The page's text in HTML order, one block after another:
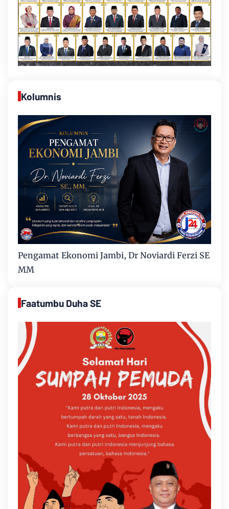
Kolumnis
Pengamat Ekonomi Jambi, Dr Noviardi Ferzi SE
MM
Faatumbu Duha SE